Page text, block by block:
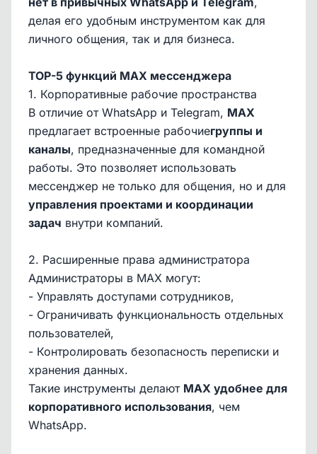
делая его удобным инструментом как для
личного общения, так и для бизнеса.
TOP-5 функций MAX мессенджера
1. Корпоративные рабочие пространства
В отличие от WhatsApp и Telegram, MAX
предлагает встроенные рабочиегруппы и
каналы, предназначенные для командной
работы. Это позволяет использовать
мессенджер не только для общения, но и для
управления проектами и координации
задач внутри компаний.
2. Расширенные права администратора
Администраторы в MAX могут:
- Управлять доступами сотрудников,
- Ограничивать функциональность отдельных
пользователей,
- Контролировать безопасность переписки и
хранения данных.
Такие инструменты делают MAX удобнее для
корпоративного использования, чем
WhatsApp.